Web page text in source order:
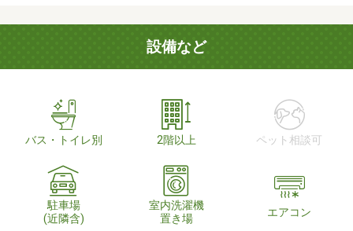
設備など
バス・トイレ別 2階以上 ペット相談可
駐車場
(近隣含)
室内洗濯機
置き場
エアコン